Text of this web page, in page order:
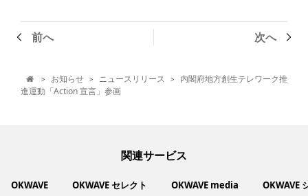
前へ 次へ
 > お知らせ > ニュースリリース >
内閣府地方創生テレワーク推
進運動「Action 宣言」参画
関連サービス
OKWAVE OKWAVE セレクト OKWAVE media OKWAVE